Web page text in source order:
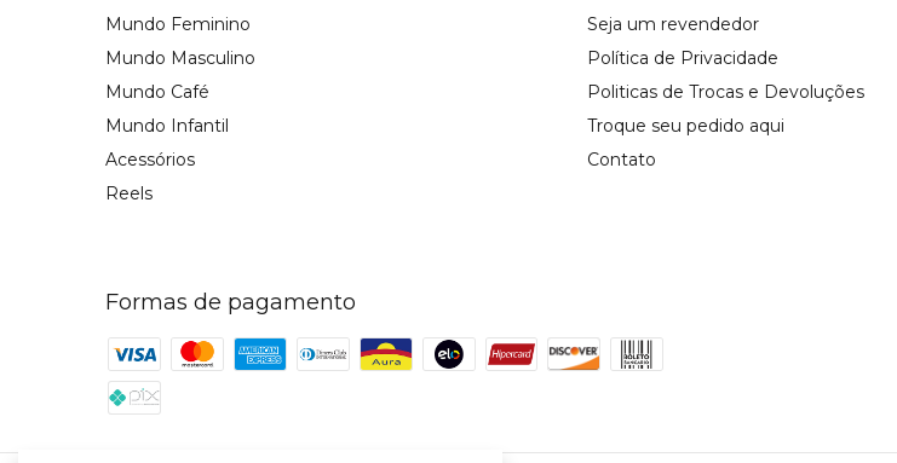
Mundo Feminino
Mundo Masculino
Mundo Café
Mundo Infantil
Acessórios
Reels
Seja um revendedor
Política de Privacidade
Politicas de Trocas e Devoluções
Troque seu pedido aqui
Contato
Formas de pagamento